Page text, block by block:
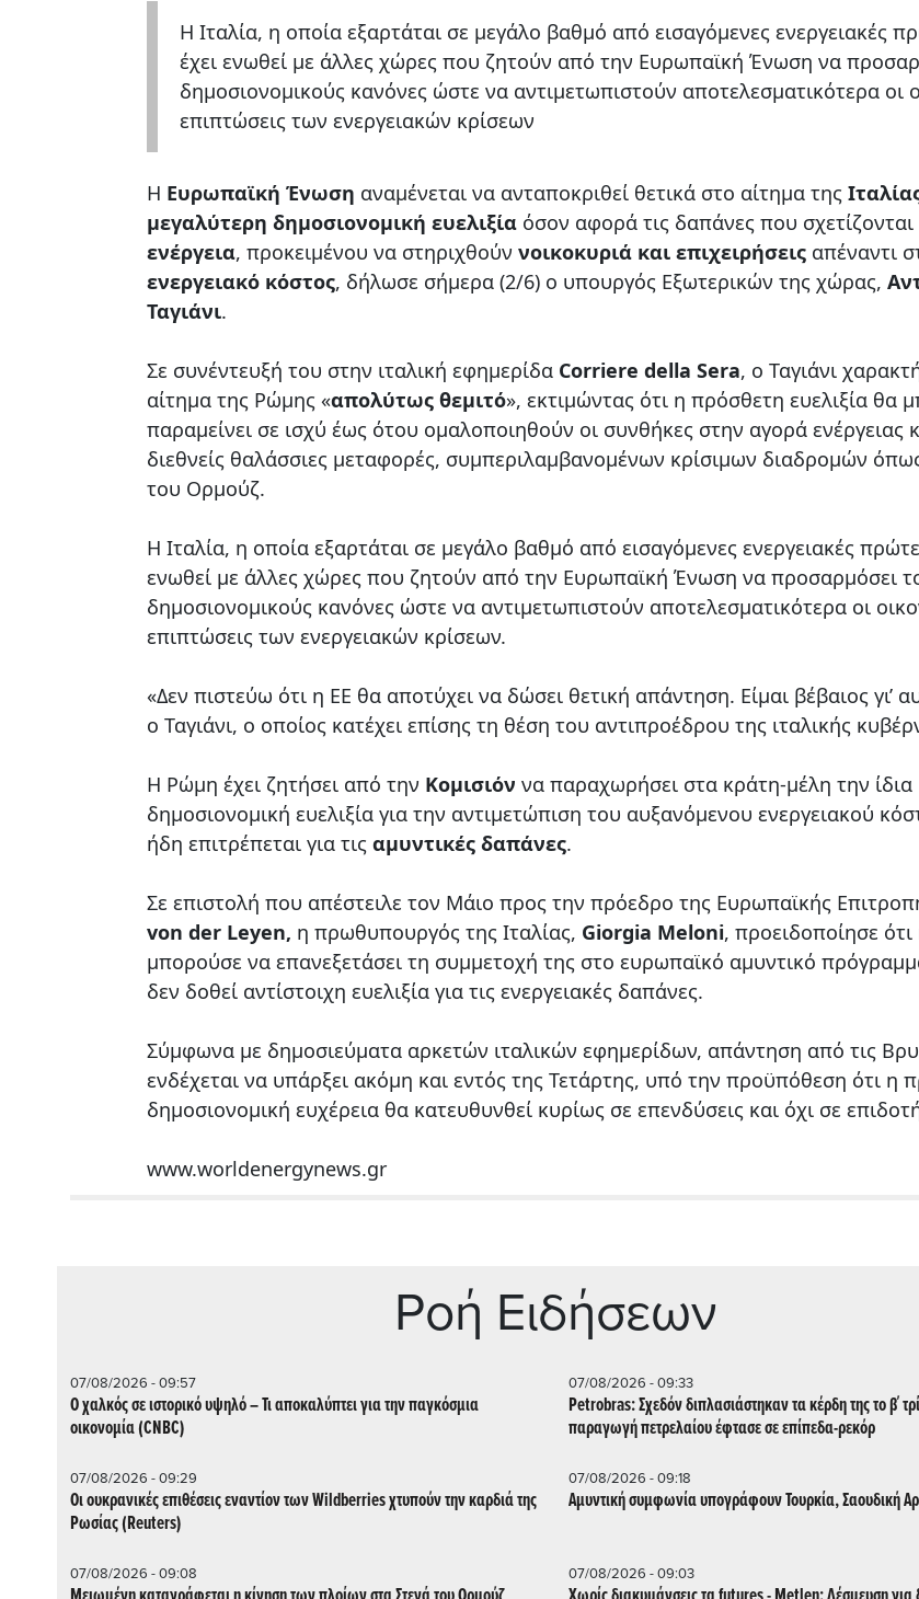
Η Ιταλία, η οποία εξαρτάται σε μεγάλο βαθμό από εισαγόμενες ενεργειακές
έχει ενωθεί με άλλες χώρες που ζητούν από την Ευρωπαϊκή Ένωση να
δημοσιονομικούς κανόνες ώστε να αντιμετωπιστούν αποτελεσματικότερα οι
επιπτώσεις των ενεργειακών κρίσεων
Η Ευρωπαϊκή Ένωση αναμένεται να ανταποκριθεί θετικά στο αίτημα της
μεγαλύτερη δημοσιονομική ευελιξία όσον αφορά τις δαπάνες που σχετίζονται
ενέργεια, προκειμένου να στηριχθούν νοικοκυριά και επιχειρήσεις απέναντι
ενεργειακό κόστος, δήλωσε σήμερα (2/6) ο υπουργός Εξωτερικών της χώρας,
Ταγιάνι.
Σε συνέντευξή του στην ιταλική εφημερίδα Corriere della Sera, ο Ταγιάνι
αίτημα της Ρώμης «απολύτως θεμιτό», εκτιμώντας ότι η πρόσθετη ευελιξία θα
παραμείνει σε ισχύ έως ότου ομαλοποιηθούν οι συνθήκες στην αγορά ενέργειας
διεθνείς θαλάσσιες μεταφορές, συμπεριλαμβανομένων κρίσιμων διαδρομών
του Ορμούζ.
Η Ιταλία, η οποία εξαρτάται σε μεγάλο βαθμό από εισαγόμενες ενεργειακές
ενωθεί με άλλες χώρες που ζητούν από την Ευρωπαϊκή Ένωση να προσαρμόσει
δημοσιονομικούς κανόνες ώστε να αντιμετωπιστούν αποτελεσματικότερα οι
επιπτώσεις των ενεργειακών κρίσεων.
«Δεν πιστεύω ότι η ΕΕ θα αποτύχει να δώσει θετική απάντηση. Είμαι βέβαιος γι’
ο Ταγιάνι, ο οποίος κατέχει επίσης τη θέση του αντιπροέδρου της ιταλικής
Η Ρώμη έχει ζητήσει από την Κομισιόν να παραχωρήσει στα κράτη-μέλη την ίδια
δημοσιονομική ευελιξία για την αντιμετώπιση του αυξανόμενου ενεργειακού
ήδη επιτρέπεται για τις αμυντικές δαπάνες.
Σε επιστολή που απέστειλε τον Μάιο προς την πρόεδρο της Ευρωπαϊκής
von der Leyen, η πρωθυπουργός της Ιταλίας, Giorgia Meloni, προειδοποίησε
μπορούσε να επανεξετάσει τη συμμετοχή της στο ευρωπαϊκό αμυντικό
δεν δοθεί αντίστοιχη ευελιξία για τις ενεργειακές δαπάνες.
Σύμφωνα με δημοσιεύματα αρκετών ιταλικών εφημερίδων, απάντηση από τις
ενδέχεται να υπάρξει ακόμη και εντός της Τετάρτης, υπό την προϋπόθεση ότι η
δημοσιονομική ευχέρεια θα κατευθυνθεί κυρίως σε επενδύσεις και όχι σε
www.worldenergynews.gr
Ρoή Ειδήσεων
07/08/2026 - 09:57
Ο χαλκός σε ιστορικό υψηλό – Τι αποκαλύπτει για την παγκόσμια
οικονομία (CNBC)
07/08/2026 - 09:33
Petrobras: Σχεδόν διπλασιάστηκαν τα κέρδη της το β΄
παραγωγή πετρελαίου έφτασε σε επίπεδα-ρεκόρ
07/08/2026 - 09:29
Οι ουκρανικές επιθέσεις εναντίον των Wildberries χτυπούν την καρδιά της
Ρωσίας (Reuters)
07/08/2026 - 09:18
Αμυντική συμφωνία υπογράφουν Τουρκία, Σαουδική
07/08/2026 - 09:08 07/08/2026 - 09:03